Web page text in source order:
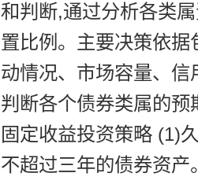
和判断,通过分析各类
置比例。主要决策依
动情况、市场容量、
判断各个债券类属的
固定收益投资策略 (1)
不超过三年的债券资